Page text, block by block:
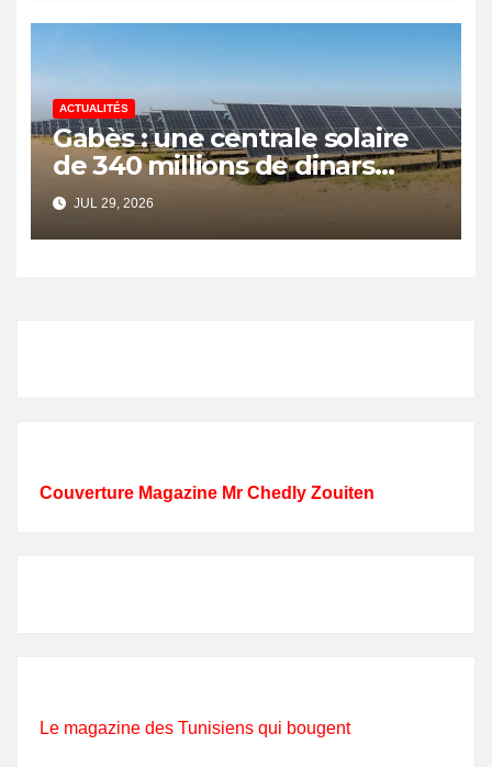
ACTUALITÉS
Gabès : une centrale solaire
de 340 millions de dinars
pour renforcer la transition
énergétique et créer 400
emplois
JUL 29, 2026
Couverture Magazine Mr Chedly Zouiten
Le magazine des Tunisiens qui bougent